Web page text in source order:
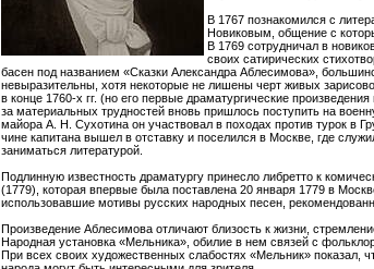
В 1767 познакомился с
Новиковым, общение с
В 1769 сотрудничал в
своих сатирических
басен под названием «Сказки Александра Аблесимова»,
невыразительны, хотя некоторые не лишены черт живых
в конце 1760-х гг. (но его первые драматургические
за материальных трудностей вновь пришлось поступить на
майора А. Н. Сухотина он участвовал в походах против турок в
чине капитана вышел в отставку и поселился в Москве, где
заниматься литературой.
Подлинную известность драматургу принесло либретто к
(1779), которая впервые была поставлена 20 января 1779 в
использовавшие мотивы русских народных песен,
Произведение Аблесимова отличают близость к жизни,
Народная установка «Мельника», обилие в нем связей с
При всех своих художественных слабостях «Мельник» показал,